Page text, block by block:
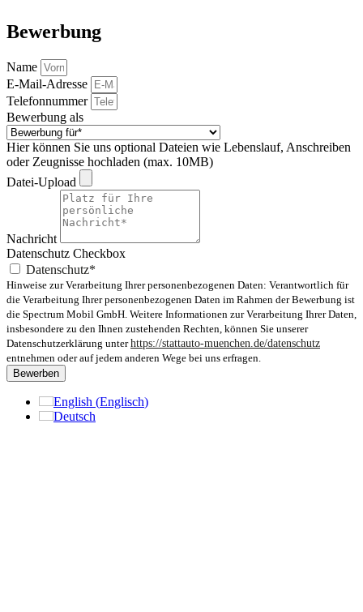
Bewerbung
Name
E-Mail-Adresse
Telefonnummer
Bewerbung als
Hier können Sie uns optional Dateien wie Lebenslauf, Anschreiben
oder Zeugnisse hochladen (max. 10MB)
Datei-Upload
Nachricht
Datenschutz Checkbox
Datenschutz*
Hinweise zur Verarbeitung Ihrer personenbezogenen Daten: Verantwortlich für
die Verarbeitung Ihrer personenbezogenen Daten im Rahmen der Bewerbung ist
die Spectrum Mobil GmbH. Weitere Informationen zur Verarbeitung Ihrer Daten,
insbesondere zu den Ihnen zustehenden Rechten, können Sie unserer
Datenschutzerklärung unterhttps://stattauto-muenchen.de/datenschutz
entnehmen oder auf jedem anderen Wege bei uns erfragen.
Bewerben
English (Englisch)
Deutsch